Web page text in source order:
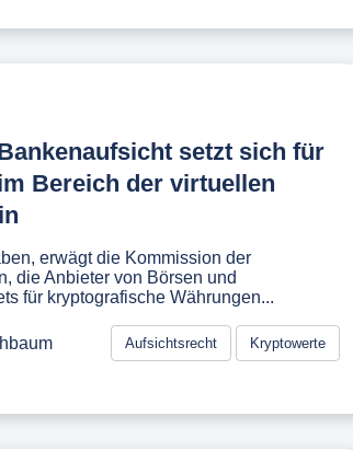
setzt sich für
Bereich der virtuellen
erwägt die Kommission der
die Anbieter von Börsen und
für kryptografische Währungen...
Aufsichtsrecht Kryptowerte